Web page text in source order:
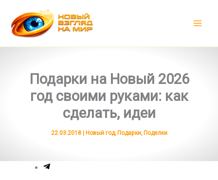
содержимому
Подарки на Новый 2026
год своими руками: как
сделать, идеи
22.03.2018 | Новый год, Подарки, Поделки